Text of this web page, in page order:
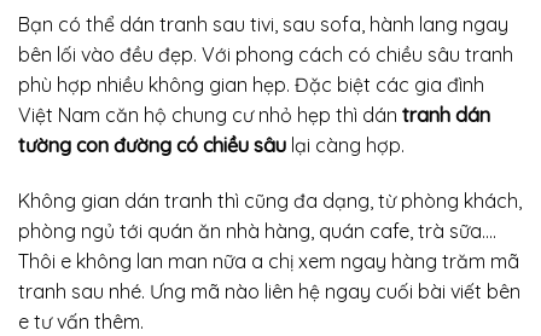
Bạn có thể dán tranh sau tivi, sau sofa, hành lang ngay
bên lối vào đều đẹp. Với phong cách có chiều sâu tranh
phù hợp nhiều không gian hẹp. Đặc biệt các gia đình
Việt Nam căn hộ chung cư nhỏ hẹp thì dán tranh dán
tường con đường có chiều sâu lại càng hợp.
Không gian dán tranh thì cũng đa dạng, từ phòng khách,
phòng ngủ tới quán ăn nhà hàng, quán cafe, trà sữa….
Thôi e không lan man nữa a chị xem ngay hàng trăm mã
tranh sau nhé. Ưng mã nào liên hệ ngay cuối bài viết bên
e tư vấn thêm.